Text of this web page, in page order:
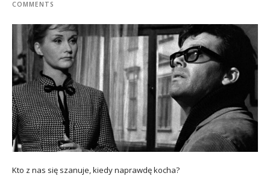
COMMENTS
Kto z nas się szanuje, kiedy naprawdę kocha?